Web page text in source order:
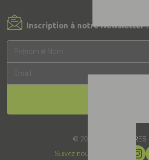
Inscription à notre Newsletter !
© 2019 -
Label EquuRES
Suivez-nous :